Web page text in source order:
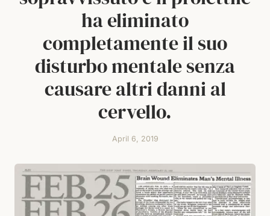
ha eliminato
completamente il suo
disturbo mentale senza
causare altri danni al
cervello.
April 6, 2019